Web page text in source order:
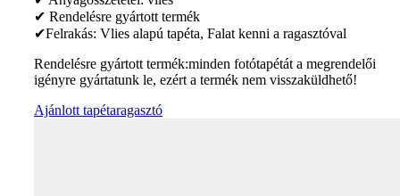
✔ Rendelésre gyártott termék
✔Felrakás: Vlies alapú tapéta, Falat kenni a ragasztóval
Rendelésre gyártott termék:minden fotótapétát a megrendelői
igényre gyártatunk le, ezért a termék nem visszaküldhető!
Ajánlott tapétaragasztó